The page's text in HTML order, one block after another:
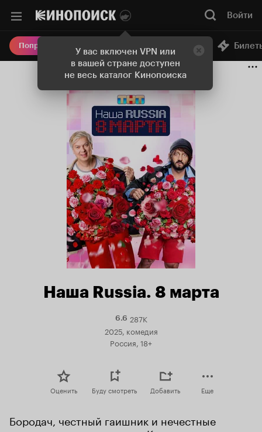
У вас включен VPN или
в вашей стране доступен
не весь каталог Кинопоиска
Войти
Попробовать Плюс Онлайн-кинотеатр
Наша Russia. 8 марта
6.6Рейтинг
Кинопоиска
6.6
287K
2025, комедия
Россия, 18+
Оценить Буду смотреть Добавить Еще
Бородач, честный гаишник и нечестные